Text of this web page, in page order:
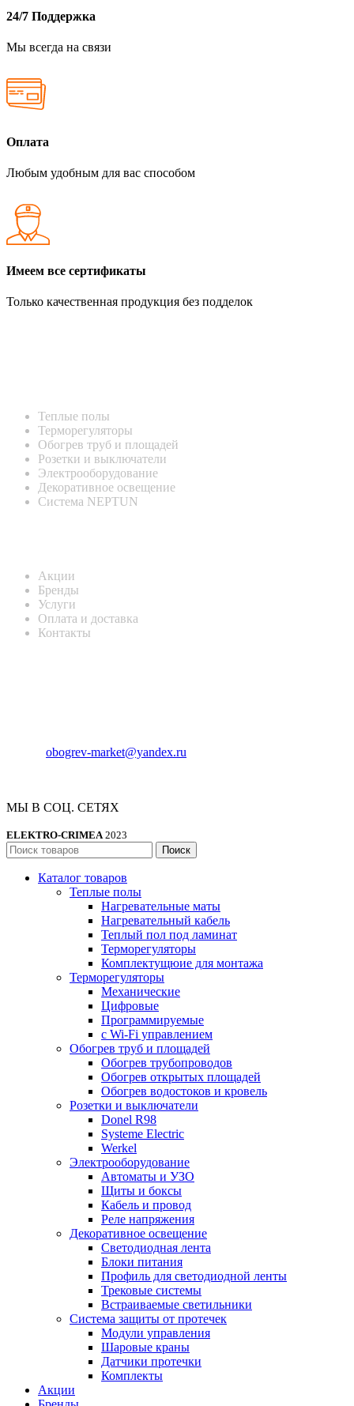
24/7 Поддержка
Мы всегда на связи
Оплата
Любым удобным для вас способом
Имеем все сертификаты
Только качественная продукция без подделок
Теплые полы
Терморегуляторы
Обогрев труб и площадей
Розетки и выключатели
Электрооборудование
Декоративное освещение
Система NEPTUN
Акции
Бренды
Услуги
Оплата и доставка
Контакты
obogrev-market@yandex.ru
МЫ В СОЦ. СЕТЯХ
ELEKTRO-CRIMEA 2023
Поиск
Каталог товаров
Теплые полы
Нагревательные маты
Нагревательный кабель
Теплый пол под ламинат
Терморегуляторы
Комплектущюие для монтажа
Терморегуляторы
Механические
Цифровые
Программируемые
с Wi-Fi управлением
Обогрев труб и площадей
Обогрев трубопроводов
Обогрев открытых площадей
Обогрев водостоков и кровель
Розетки и выключатели
Donel R98
Systeme Electric
Werkel
Электрооборудование
Автоматы и УЗО
Щиты и боксы
Кабель и провод
Реле напряжения
Декоративное освещение
Светодиодная лента
Блоки питания
Профиль для светодиодной ленты
Трековые системы
Встраиваемые светильники
Cистема защиты от протечек
Модули управления
Шаровые краны
Датчики протечки
Комплекты
Акции